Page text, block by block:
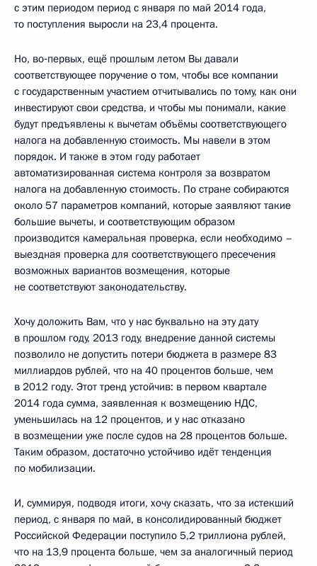
с этим периодом период с января по май 2014 года,
то поступления выросли на 23,4 процента.
Но, во‑первых, ещё прошлым летом Вы давали
соответствующее поручение о том, чтобы все компании
с государственным участием отчитывались по тому, как они
инвестируют свои средства, и чтобы мы понимали, какие
будут предъявлены к вычетам объёмы соответствующего
налога на добавленную стоимость. Мы навели в этом
порядок. И также в этом году работает
автоматизированная система контроля за возвратом
налога на добавленную стоимость. По стране собираются
около 57 параметров компаний, которые заявляют такие
большие вычеты, и соответствующим образом
производится камеральная проверка, если необходимо –
выездная проверка для соответствующего пресечения
возможных вариантов возмещения, которые
не соответствуют законодательству.
Хочу доложить Вам, что у нас буквально на эту дату
в прошлом году, 2013 году, внедрение данной системы
позволило не допустить потери бюджета в размере 83
миллиардов рублей, что на 40 процентов больше, чем
в 2012 году. Этот тренд устойчив: в первом квартале
2014 года сумма, заявленная к возмещению НДС,
уменьшилась на 12 процентов, и у нас отказано
в возмещении уже после судов на 28 процентов больше.
Таким образом, достаточно устойчиво идёт тенденция
по мобилизации.
И, суммируя, подводя итоги, хочу сказать, что за истекший
период, с января по май, в консолидированный бюджет
Российской Федерации поступило 5,2 триллиона рублей,
что на 13,9 процента больше, чем за аналогичный период